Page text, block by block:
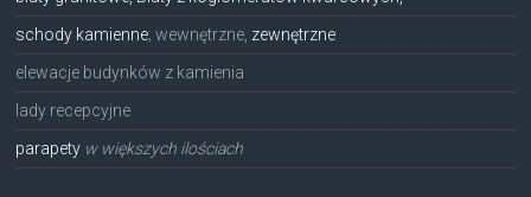
schody kamienne; wewnętrzne, zewnętrzne
elewacje budynków z kamienia
lady recepcyjne
parapety w większych ilościach